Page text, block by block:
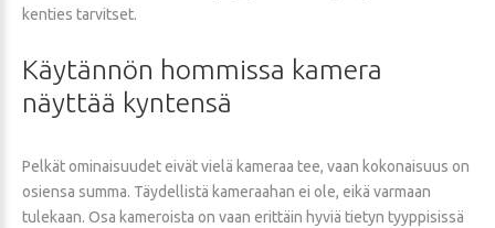
kenties tarvitset.
Käytännön hommissa kamera
näyttää kyntensä
Pelkät ominaisuudet eivät vielä kameraa tee, vaan kokonaisuus on
osiensa summa. Täydellistä kameraahan ei ole, eikä varmaan
tulekaan. Osa kameroista on vaan erittäin hyviä tietyn tyyppisissä